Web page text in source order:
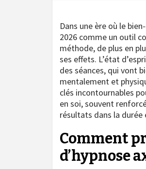
Dans une ère où le
2026 comme un outil
méthode, de plus en
ses effets. L’état
des séances, qui vont
mentalement et
clés incontournables
en soi, souvent
résultats dans la
Comment
d’hypnose